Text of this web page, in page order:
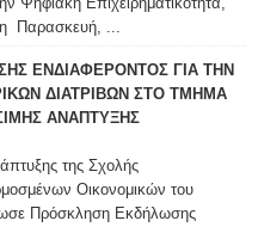
Παρασκευή, ...
ΕΝΔΙΑΦΕΡΟΝΤΟΣ ΓΙΑ ΤΗΝ
ΔΙΑΤΡΙΒΩΝ ΣΤΟ ΤΜΗΜΑ
ΑΝΑΠΤΥΞΗΣ
της Σχολής
Οικονομικών του
Πρόσκληση Εκδήλωσης